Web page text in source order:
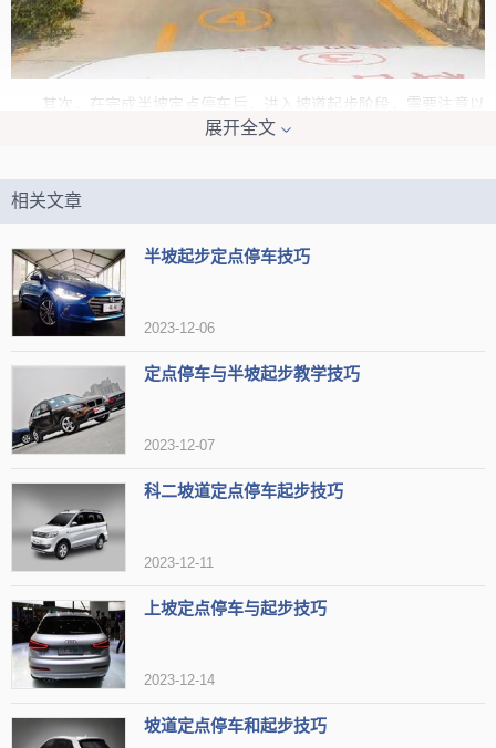
其次，在完成半坡定点停车后，进入坡道起步阶段，需要注意以
1、在语音提示后的30秒内进行坡道起步。打开左转向灯，并缓
慢抬起离合器。
2、当车身出现抖动时，保持离合器不动，缓慢松开刹车，车辆便
可平稳起步。如果
展开全文
相关文章
半坡起步定点停车技巧
2023-12-06
定点停车与半坡起步教学技巧
2023-12-07
科二坡道定点停车起步技巧
2023-12-11
上坡定点停车与起步技巧
2023-12-14
坡道定点停车和起步技巧